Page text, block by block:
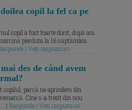
copil la fel ca pe
copil a fost foarte dorit, după ani
pierduta la 16 săptămâni.
| Vezi raspunsuri
des de când avem
copilul, parcă ne aprindem din
Cine s-a trezit din nou
| Raspunde | Vezi raspunsuri